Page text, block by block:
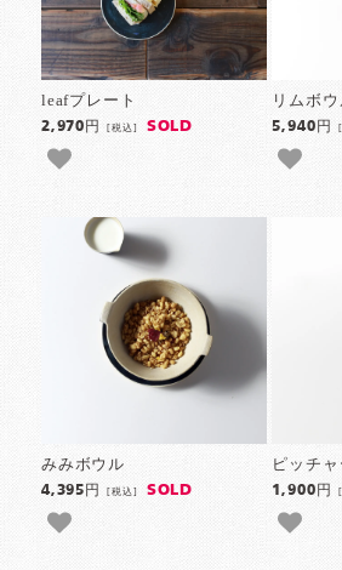
leafプレート
2,970円[税込] SOLD
リムボウ
5,940円
みみボウル
4,395円[税込] SOLD
ピッチャ
1,900円